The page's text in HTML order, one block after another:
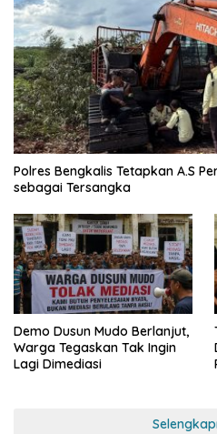
Polres Bengkalis Tetapkan A.S
sebagai Tersangka
Demo Dusun Mudo Berlanjut,
Warga Tegaskan Tak Ingin
Lagi Dimediasi